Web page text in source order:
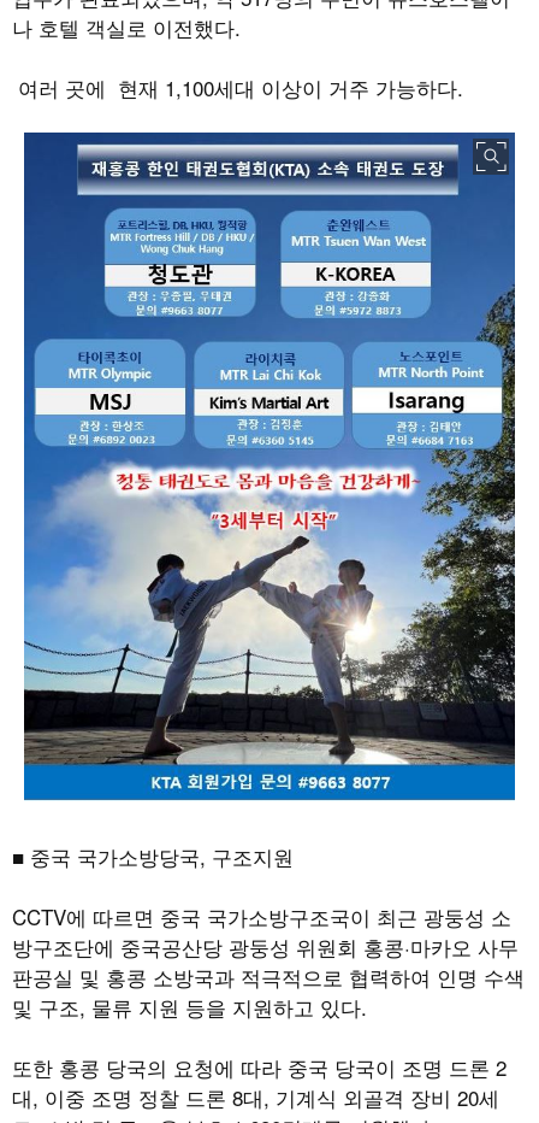
나 호텔 객실로 이전했다.
여러 곳에 현재 1,100세대 이상이 거주 가능하다.
■ 중국 국가소방당국, 구조지원
CCTV에 따르면 중국 국가소방구조국이 최근 광둥성 소
방구조단에 중국공산당 광둥성 위원회 홍콩·마카오 사무
판공실 및 홍콩 소방국과 적극적으로 협력하여 인명 수색
및 구조, 물류 지원 등을 지원하고 있다.
또한 홍콩 당국의 요청에 따라 중국 당국이 조명 드론 2
대, 이중 조명 정찰 드론 8대, 기계식 외골격 장비 20세